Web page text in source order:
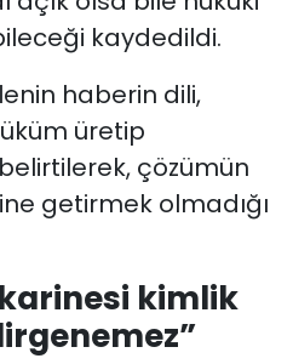
kaydedildi.
haberin dili,
üretip
çözümün
getirmek olmadığı
kimlik